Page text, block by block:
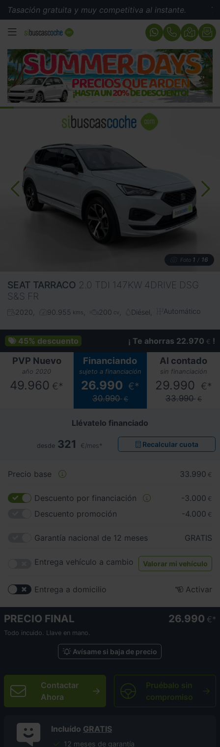
gratuita y muy competitiva al instante.
MENÚ
Foto 1 / 16
SEAT TARRACO 2.0 TDI 147KW 4DRIVE DSG
S&S FR
2020 90.955 kms 200 cv Diésel Automático
45% descuento ¡ Te ahorras 22.970 € !
PVP Nuevo
año 2020
49.960 €*
Financiando
sujeto a financiación
26.990 €*
30.990 €
Al contado
sin financiación
29.990 €*
33.990 €
Llévatelo financiado
desde 321 €/mes* Recalcular cuota
Precio base 33.990 €
Descuento por financiación -3.000 €
Descuento promoción -4.000 €
Garantía nacional de 12 meses GRATIS
Entrega vehículo a cambio Valorar mi vehículo
Entrega a domicilio Activar
PRECIO FINAL 26.990 €
Todo incuido. Llave en mano.
Avísame si baja de precio
Contactar
Ahora
Pruébalo sin
compromiso
Incluído GRATIS
12 meses de garantía